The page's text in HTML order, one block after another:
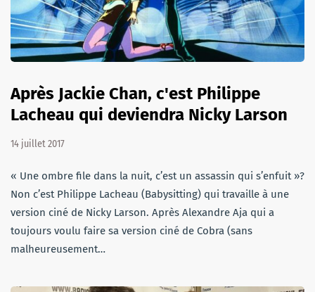
Après Jackie Chan, c'est Philippe
Lacheau qui deviendra Nicky Larson
14 juillet 2017
« Une ombre file dans la nuit, c’est un assassin qui s’enfuit »?
Non c’est Philippe Lacheau (Babysitting) qui travaille à une
version ciné de Nicky Larson. Après Alexandre Aja qui a
toujours voulu faire sa version ciné de Cobra (sans
malheureusement…